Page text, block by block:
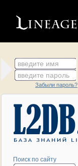
введите имя
введите пароль
Забыли пароль?
Поиск по сайту